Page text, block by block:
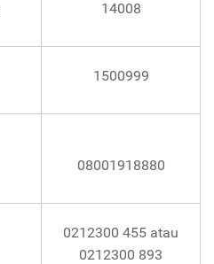
14008
1500999
08001918880
0212300 455 atau
0212300 893